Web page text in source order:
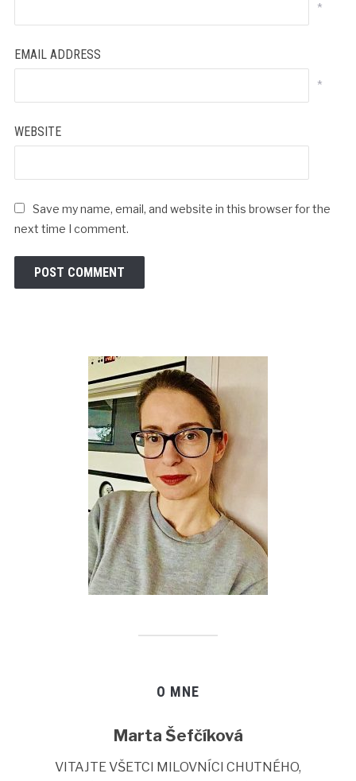
*
EMAIL ADDRESS
*
WEBSITE
Save my name, email, and website in this browser for the
next time I comment.
O MNE
Marta Šefčíková
VITAJTE VŠETCI MILOVNÍCI CHUTNÉHO,